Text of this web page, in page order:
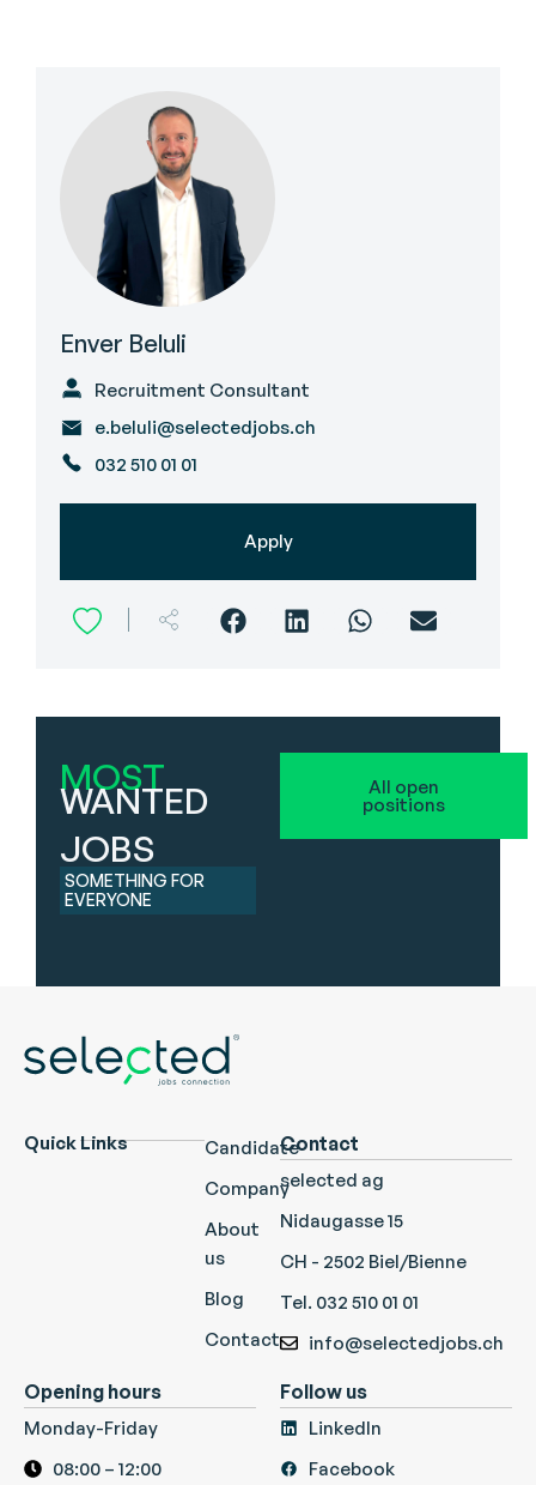
Enver Beluli
Recruitment Consultant
e.beluli@selectedjobs.ch
032 510 01 01
Apply
MOST
WANTED
JOBS
SOMETHING FOR
EVERYONE
All open
positions
Quick Links
Candidate
Company
About
us
Blog
Contact
Contact
selected ag
Nidaugasse 15
CH - 2502 Biel/Bienne
Tel. 032 510 01 01
info@selectedjobs.ch
Opening hours
Monday-Friday
08:00 – 12:00
Follow us
LinkedIn
Facebook